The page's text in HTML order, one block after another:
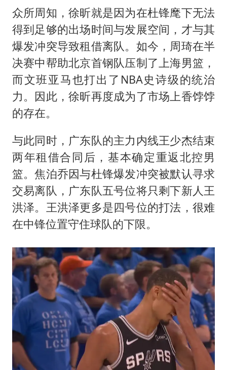
众所周知，徐昕就是因为在杜锋麾下无法
得到足够的出场时间与发展空间，才与其
爆发冲突导致租借离队。如今，周琦在半
决赛中帮助北京首钢队压制了上海男篮，
而文班亚马也打出了NBA史诗级的统治
力。因此，徐昕再度成为了市场上香饽饽
的存在。
与此同时，广东队的主力内线王少杰结束
两年租借合同后，基本确定重返北控男
篮。焦泊乔因与杜锋爆发冲突被默认寻求
交易离队，广东队五号位将只剩下新人王
洪泽。王洪泽更多是四号位的打法，很难
在中锋位置守住球队的下限。